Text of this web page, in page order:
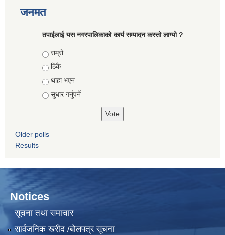
जनमत
तपाईलाई यस नगरपालिकाको कार्य सम्पादन कस्तो लाग्यो ?
Choices
राम्रो
ठिकै
थाहा भएन
सुधार गर्नुपर्ने
Older polls
Results
Notices
सूचना तथा समाचार
सार्वजनिक खरीद /बोलपत्र सूचना